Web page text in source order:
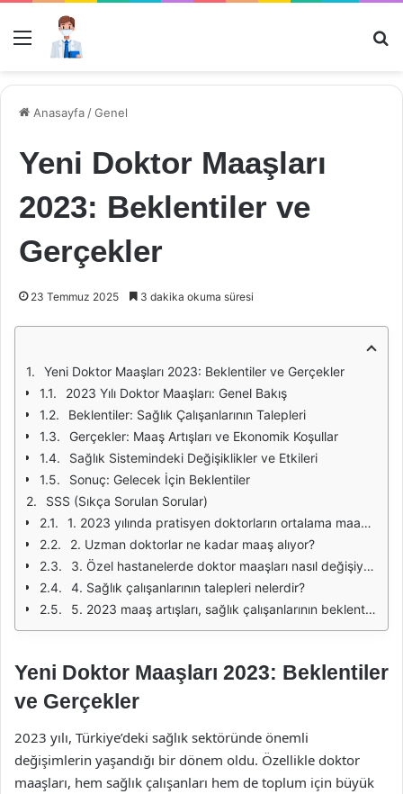
Menü
Anasayfa /Genel
Yeni Doktor Maaşları
2023: Beklentiler ve
Gerçekler
23 Temmuz 2025 3 dakika okuma süresi
Yeni Doktor Maaşları 2023: Beklentiler ve Gerçekler
2023 Yılı Doktor Maaşları: Genel Bakış
Beklentiler: Sağlık Çalışanlarının Talepleri
Gerçekler: Maaş Artışları ve Ekonomik Koşullar
Sağlık Sistemindeki Değişiklikler ve Etkileri
Sonuç: Gelecek İçin Beklentiler
SSS (Sıkça Sorulan Sorular)
1. 2023 yılında pratisyen doktorların ortalama maaşı ne kadar?
2. Uzman doktorlar ne kadar maaş alıyor?
3. Özel hastanelerde doktor maaşları nasıl değişiyor?
4. Sağlık çalışanlarının talepleri nelerdir?
5. 2023 maaş artışları, sağlık çalışanlarının beklentilerini karşıladı mı?
Yeni Doktor Maaşları 2023: Beklentiler
ve Gerçekler
2023 yılı, Türkiye’deki sağlık sektöründe önemli
değişimlerin yaşandığı bir dönem oldu. Özellikle doktor
maaşları, hem sağlık çalışanları hem de toplum için büyük